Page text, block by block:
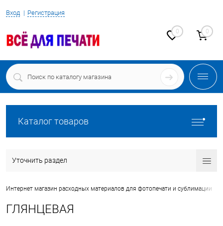
Вход Регистрация
0 0
Каталог товаров
Уточнить раздел
Интернет магазин расходных материалов для фотопечати и сублимации
ГЛЯНЦЕВАЯ